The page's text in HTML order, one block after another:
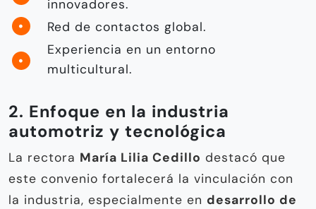
innovadores.
Red de contactos global.
Experiencia en un entorno
multicultural.
2. Enfoque en la industria
automotriz y tecnológica
La rectora María Lilia Cedillo destacó que
este convenio fortalecerá la vinculación con
la industria, especialmente en desarrollo de